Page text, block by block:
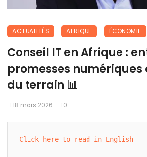
ACTUALITÉS AFRIQUE ÉCONOMIE
Conseil IT en Afrique :
promesses numériques
du terrain 📊
18 mars 2026 0
Click here to read in English